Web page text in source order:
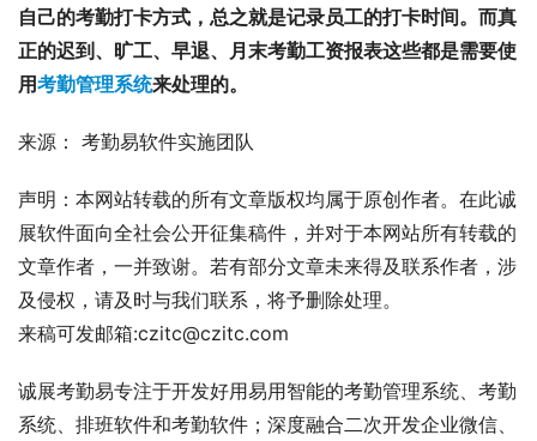
自己的考勤打卡方式，总之就是记录员工的打卡时间。而真
正的迟到、旷工、早退、月末考勤工资报表这些都是需要使
用考勤管理系统来处理的。
来源： 考勤易软件实施团队
声明：本网站转载的所有文章版权均属于原创作者。在此诚
展软件面向全社会公开征集稿件，并对于本网站所有转载的
文章作者，一并致谢。若有部分文章未来得及联系作者，涉
及侵权，请及时与我们联系，将予删除处理。
来稿可发邮箱:czitc@czitc.com
诚展考勤易专注于开发好用易用智能的考勤管理系统、考勤
系统、排班软件和考勤软件；深度融合二次开发企业微信、